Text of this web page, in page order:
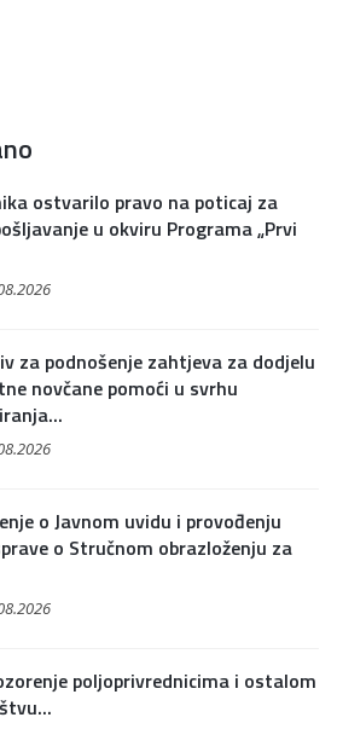
ostvarilo pravo na poticaj za
u okviru Programa „Prvi
za podnošenje zahtjeva za dodjelu
novčane pomoći u svrhu
o Javnom uvidu i provođenju
o Stručnom obrazloženju za
poljoprivrednicima i ostalom